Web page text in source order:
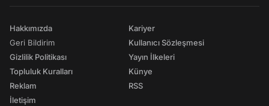
Hakkımızda
Geri Bildirim
Gizlilik Politikası
Topluluk Kuralları
Reklam
İletişim
Kariyer
Kullanıcı Sözleşmesi
Yayın İlkeleri
Künye
RSS